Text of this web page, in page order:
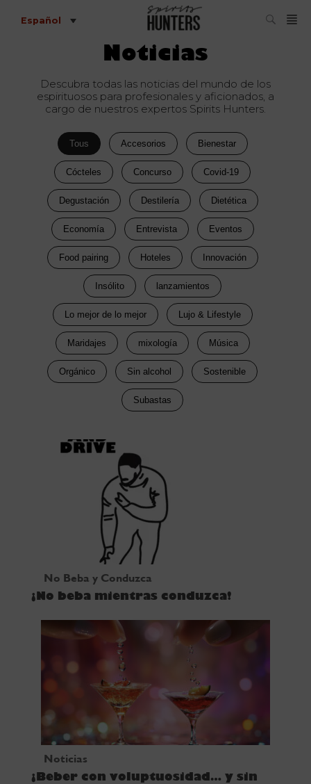
Español
Noticias
Descubra todas las noticias del mundo de los
espirituosos para profesionales y aficionados, a
cargo de nuestros expertos Spirits Hunters.
Tous Accesorios Bienestar
Cócteles Concurso Covid-19
Degustación Destilería Dietética
Economía Entrevista Eventos
Food pairing Hoteles Innovación
Insólito lanzamientos
Lo mejor de lo mejor Lujo & Lifestyle
Maridajes mixología Música
Orgánico Sin alcohol Sostenible
Subastas
No Beba y Conduzca
¡No beba mientras conduzca!
Noticias
¡Beber con voluptuosidad… y sin